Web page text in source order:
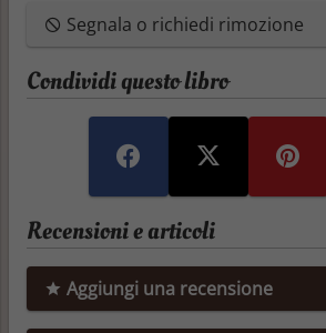
Segnala o richiedi rimozione
Condividi questo libro
Recensioni e articoli
Aggiungi una recensione